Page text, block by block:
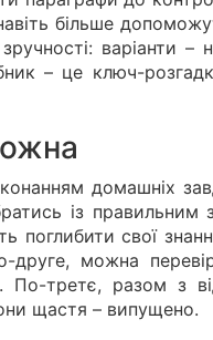
більше
варіанти –
– це ключ-
домашніх
із
поглибити свої
друге, можна
третє, разом з
щастя – випущено.